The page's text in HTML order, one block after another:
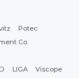
Potec
Co.
LIGA
Viscope